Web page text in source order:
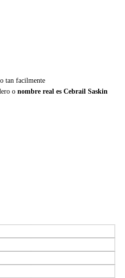
tan facilmente
o nombre real es Cebrail Saskin